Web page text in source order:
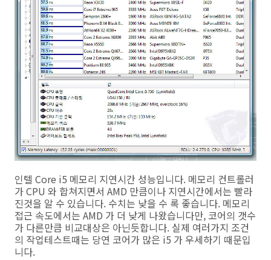
인텔 Core i5 메모리 지연시간 성능입니다. 메모리 컨트롤러
가 CPU 와 합쳐지면서 AMD 만큼이나 지연시간에서는 빨라
진것을 알 수 있습니다. 수치는 낮을 수 록 좋습니다. 메모리
접근 속도에서는 AMD 가 더 낮게 나왔습니다만, 코어의 갯수
가 다른만큼 비교대상은 아닌듯합니다. 실제 여러가지 조건
의 작업테스트때는 당연 코어가 많은 i5 가 우세하기 때문입
니다.